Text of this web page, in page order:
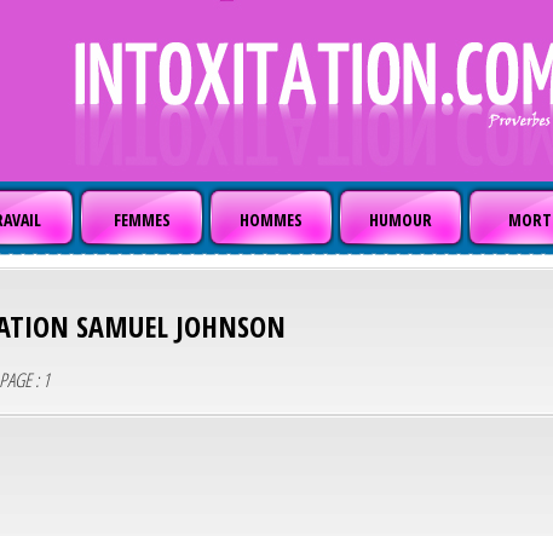
FEMMES HOMMES HUMOUR MORT
SAMUEL JOHNSON
: 1